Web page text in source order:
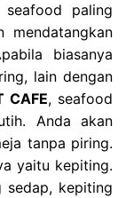
paling
biasanya
lain dengan
CAFE, seafood
Anda akan
tanpa piring.
yaitu kepiting.
sedap, kepiting